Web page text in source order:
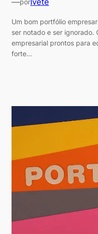
—porIvete
Um bom portfólio
ser notado e ser ignorado.
empresarial prontos para
forte…